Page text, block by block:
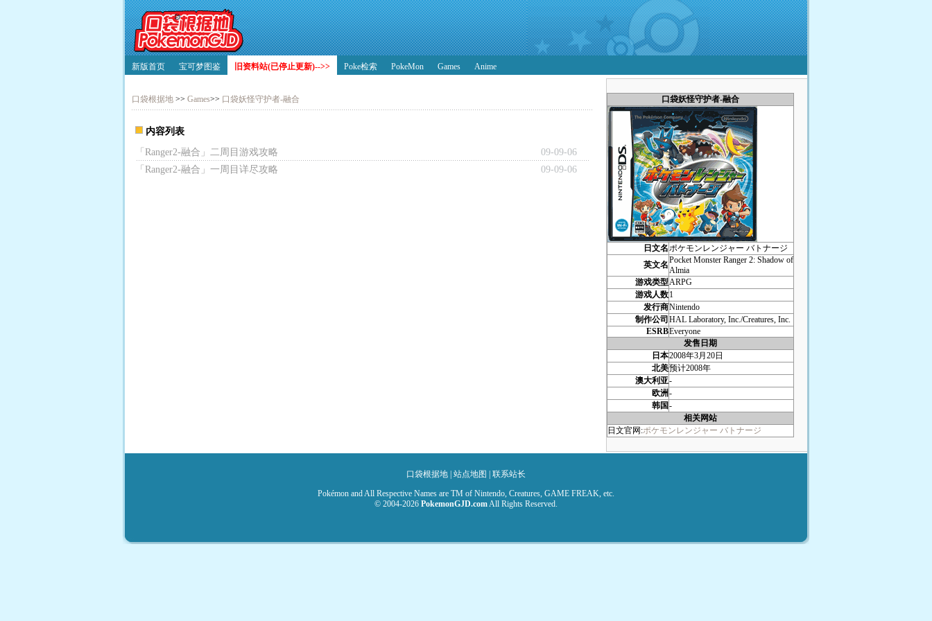
新版首页 宝可梦图鉴 旧资料站(已停止更新)-->> Poke检索 PokeMon Games Anime
口袋根据地 >> Games>> 口袋妖怪守护者-融合
内容列表
09-09-06
「Ranger2-融合」二周目游戏攻略
09-09-06
「Ranger2-融合」一周目详尽攻略
口袋妖怪守护者-融合
日文名ポケモンレンジャー バトナージ
英文名Pocket Monster Ranger 2: Shadow of
Almia
游戏类型ARPG
游戏人数1
发行商Nintendo
制作公司 HAL Laboratory, Inc./Creatures, Inc.
ESRBEveryone
发售日期
日本2008年3月20日
北美预计2008年
澳大利亚-
欧洲 -
韩国 -
相关网站
日文官网:ポケモンレンジャー バトナージ
口袋根据地 站点地图
联系站长
Pokémon and All Respective Names are TM of Nintendo, Creatures, GAME FREAK, etc.
© 2004-2026 PokemonGJD.comAll Rights Reserved.